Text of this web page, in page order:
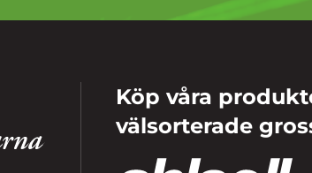
Köp våra
välsorterade